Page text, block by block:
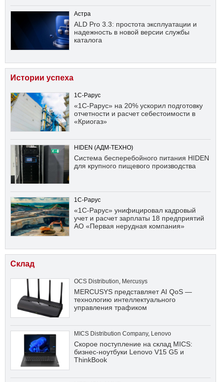
Астра
ALD Pro 3.3: простота эксплуатации и
надежность в новой версии службы
каталога
Истории успеха
1С-Рарус
«1С-Рарус» на 20% ускорил подготовку
отчетности и расчет себестоимости в
«Криогаз»
HIDEN (АДМ-ТЕХНО)
Система бесперебойного питания HIDEN
для крупного пищевого производства
1С-Рарус
«1С-Рарус» унифицировал кадровый
учет и расчет зарплаты 18 предприятий
АО «Первая нерудная компания»
Склад
OCS Distribution, Mercusys
MERCUSYS представляет AI QoS —
технологию интеллектуального
управления трафиком
MICS Distribution Company, Lenovo
Скорое поступление на склад MICS:
бизнес-ноутбуки Lenovo V15 G5 и
ThinkBook